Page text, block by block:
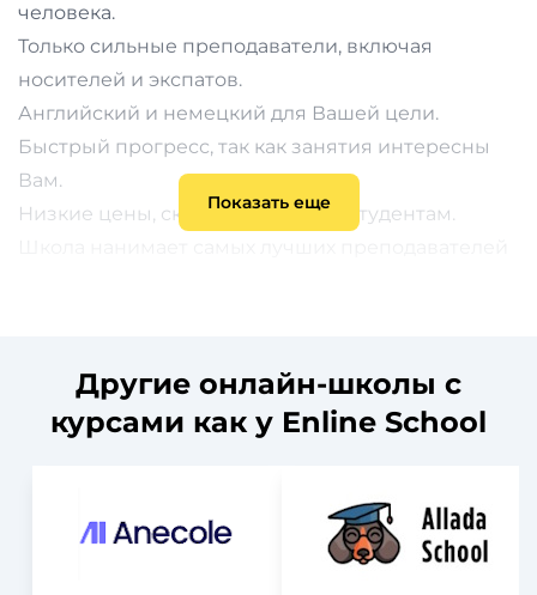
человека.
Только сильные преподаватели, включая
носителей и экспатов.
Английский и немецкий для Вашей цели.
Быстрый прогресс, так как занятия интересны
Вам.
Низкие цены, скидка 10% новым студентам.
Показать еще
Другие онлайн-школы с
курсами как у Enline School
Репетиторы
Тесты
на
профориентацию